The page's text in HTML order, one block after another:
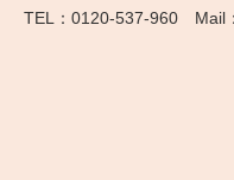
0120-537-960